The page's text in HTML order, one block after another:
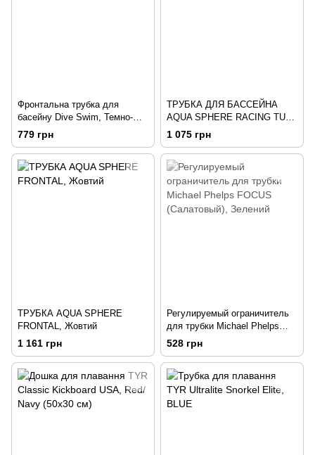
Фронтальна трубка для
басейну Dive Swim, Темно-
синій
779 грн
ТРУБКА ДЛЯ БАССЕЙНА
AQUA SPHERE RACING TUB,
Зелений
1 075 грн
ТРУБКА AQUA SPHERE
FRONTAL, Жовтий
1 161 грн
Регулируемый ограничитель
для трубки Michael Phelps
FOCUS (Салатовый), Зелений
528 грн